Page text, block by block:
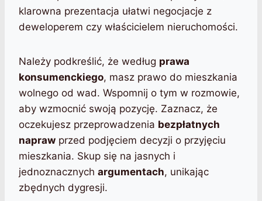
klarowna prezentacja ułatwi negocjacje z
deweloperem czy właścicielem nieruchomości.
Należy podkreślić, że według prawa
konsumenckiego, masz prawo do mieszkania
wolnego od wad. Wspomnij o tym w rozmowie,
aby wzmocnić swoją pozycję. Zaznacz, że
oczekujesz przeprowadzenia bezpłatnych
napraw przed podjęciem decyzji o przyjęciu
mieszkania. Skup się na jasnych i
jednoznacznych argumentach, unikając
zbędnych dygresji.